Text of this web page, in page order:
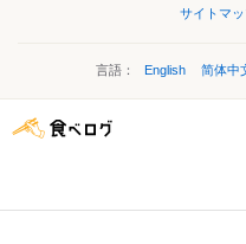
サイトマ
言語： English 简体中